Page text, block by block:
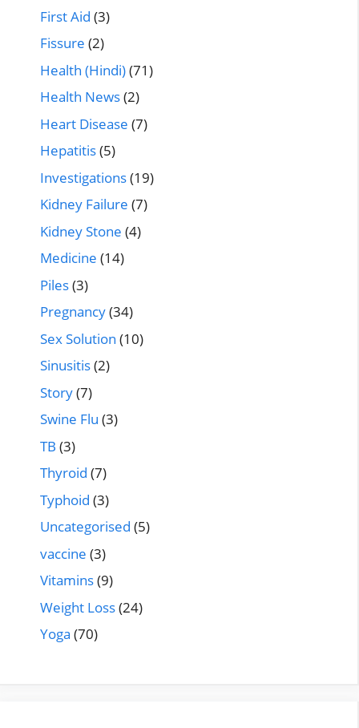
First Aid (3)
Fissure (2)
Health (Hindi)(71)
Health News(2)
Heart Disease (7)
Hepatitis(5)
Investigations(19)
Kidney Failure (7)
Kidney Stone (4)
Medicine (14)
Piles(3)
Pregnancy(34)
Sex Solution (10)
Sinusitis(2)
Story(7)
Swine Flu (3)
TB (3)
Thyroid (7)
Typhoid (3)
Uncategorised (5)
vaccine (3)
Vitamins(9)
Weight Loss(24)
Yoga (70)